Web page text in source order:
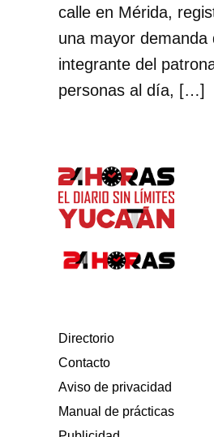
calle en Mérida,
una mayor
integrante del
personas al día, […]
Directorio
Contacto
Aviso de privacidad
Manual de prácticas